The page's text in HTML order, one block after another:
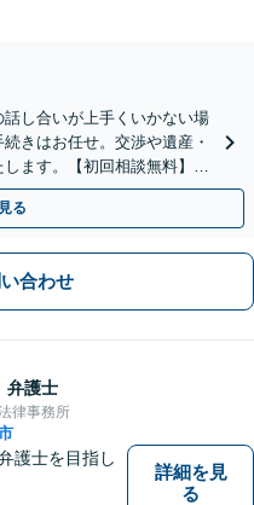
話し合いが上手くいかない場
きはお任せ。交渉や遺産・
ます。【初回相談無料】
る
合わせ
弁護士
律事務所
護士を目指し
詳細を見
る